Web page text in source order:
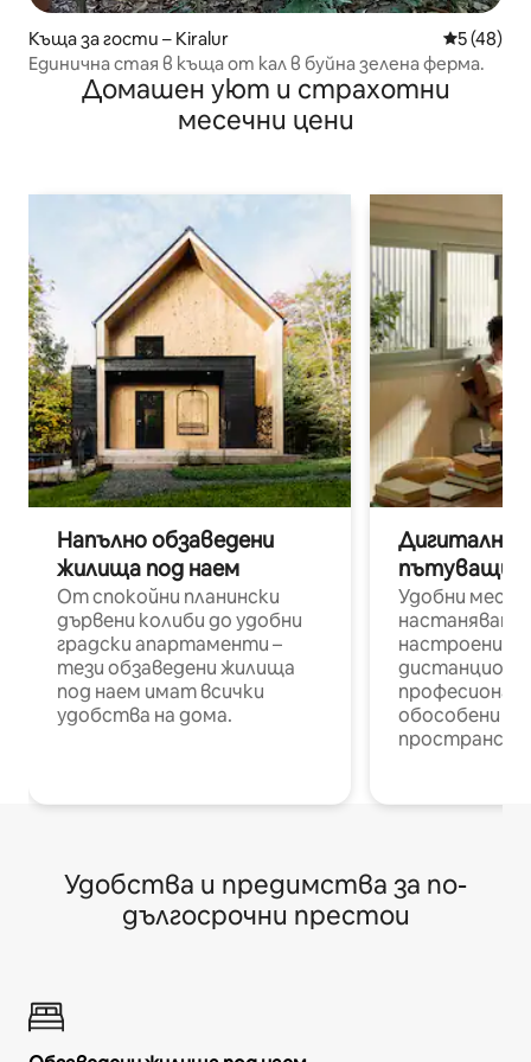
Къща за гости – Kiralur Средна
5 (48)
Единична стая в къща от кал в буйна зелена ферма.
Домашен уют и страхотни
месечни цени
Напълно обзаведени
жилища под наем
От спокойни планински
дървени колиби до удобни
градски апартаменти –
тези обзаведени жилища
под наем имат всички
удобства на дома.
Дигитални
пътуващи
Удобни
настаняване
настроени и
обособени
Удобства и предимства за по-
дългосрочни престои